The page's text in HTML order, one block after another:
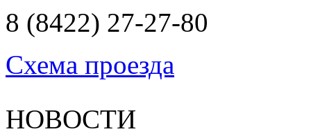
8 (8422) 27-27-80
Схема проезда
НОВОСТИ